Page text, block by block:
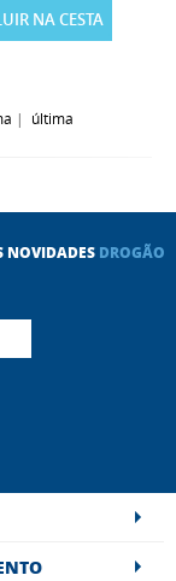
NA CESTA
| última
NOVIDADES DROGÃO